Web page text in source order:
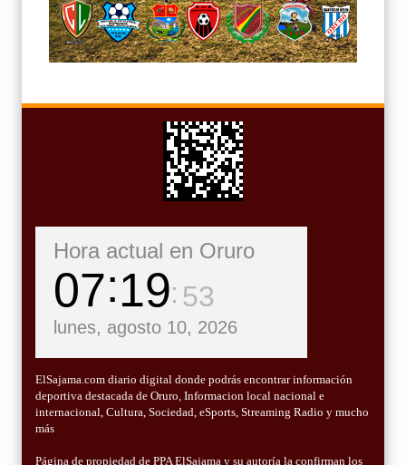
Hora actual en Oruro
07 19 55
lunes, agosto 10, 2026
ElSajama.com diario digital donde podrás encontrar información
deportiva destacada de Oruro, Informacion local nacional e
internacional, Cultura, Sociedad, eSports, Streaming Radio y mucho
más
Página de propiedad de PPA ElSajama y su autoría la confirman los